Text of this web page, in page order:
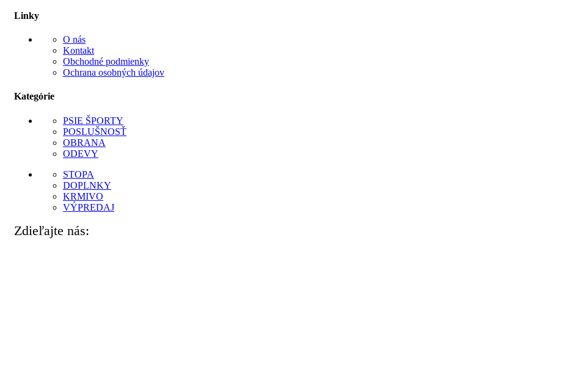
Linky
O nás
Kontakt
Obchodné podmienky
Ochrana osobných údajov
Kategórie
PSIE ŠPORTY
POSLUŠNOSŤ
OBRANA
ODEVY
STOPA
DOPLNKY
KRMIVO
VÝPREDAJ
Zdieľajte nás: